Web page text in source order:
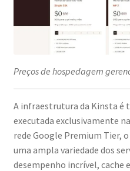
Preços de hospedagem
A infraestrutura da Kinsta
executada exclusivamente
rede Google Premium Tier,
uma ampla variedade dos
desempenho incrível, cache